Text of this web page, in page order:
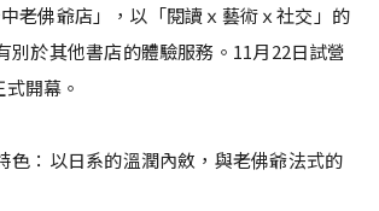
老佛爺店」，以「閱讀ｘ藝術ｘ社交」的
別於其他書店的體驗服務。11月22日試營
開幕。
色：以日系的溫潤內斂，與老佛爺法式的